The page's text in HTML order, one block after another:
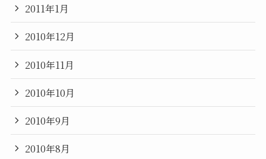
2011年1月
2010年12月
2010年11月
2010年10月
2010年9月
2010年8月